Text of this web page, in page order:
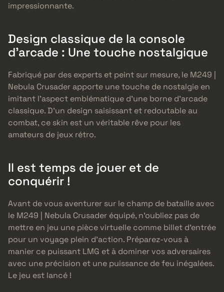
impressionnante.
Design classique de la console
d’arcade : Une touche nostalgique
Fabriqué par des experts et peint sur mesure, le M249 |
Nebula Crusader apporte une touche de nostalgie en
imitant l’aspect emblématique d’une borne d’arcade
classique. D’un design saisissant et redoutable au
combat, ce skin est un véritable rêve pour les
amateurs de jeux rétro.
Il est temps de jouer et de
conquérir !
Avant de vous aventurer sur le champ de bataille avec
le M249 | Nebula Crusader équipé, n’oubliez pas de
mettre en jeu une pièce virtuelle comme billet d’entrée
pour un voyage plein d’action. Préparez-vous à
manier ce puissant LMG et à dominer vos adversaires
avec une précision et une puissance de feu inégalées.
Le jeu est lancé !